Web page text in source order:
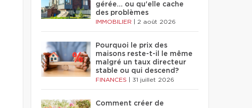
gérée… ou qu'elle cache
des problèmes
IMMOBILIER 2 août 2026
Pourquoi le prix des
maisons reste-t-il le même
malgré un taux directeur
stable ou qui descend?
FINANCES 31 juillet 2026
Comment créer de